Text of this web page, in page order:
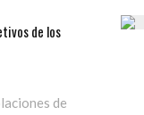
de los
de